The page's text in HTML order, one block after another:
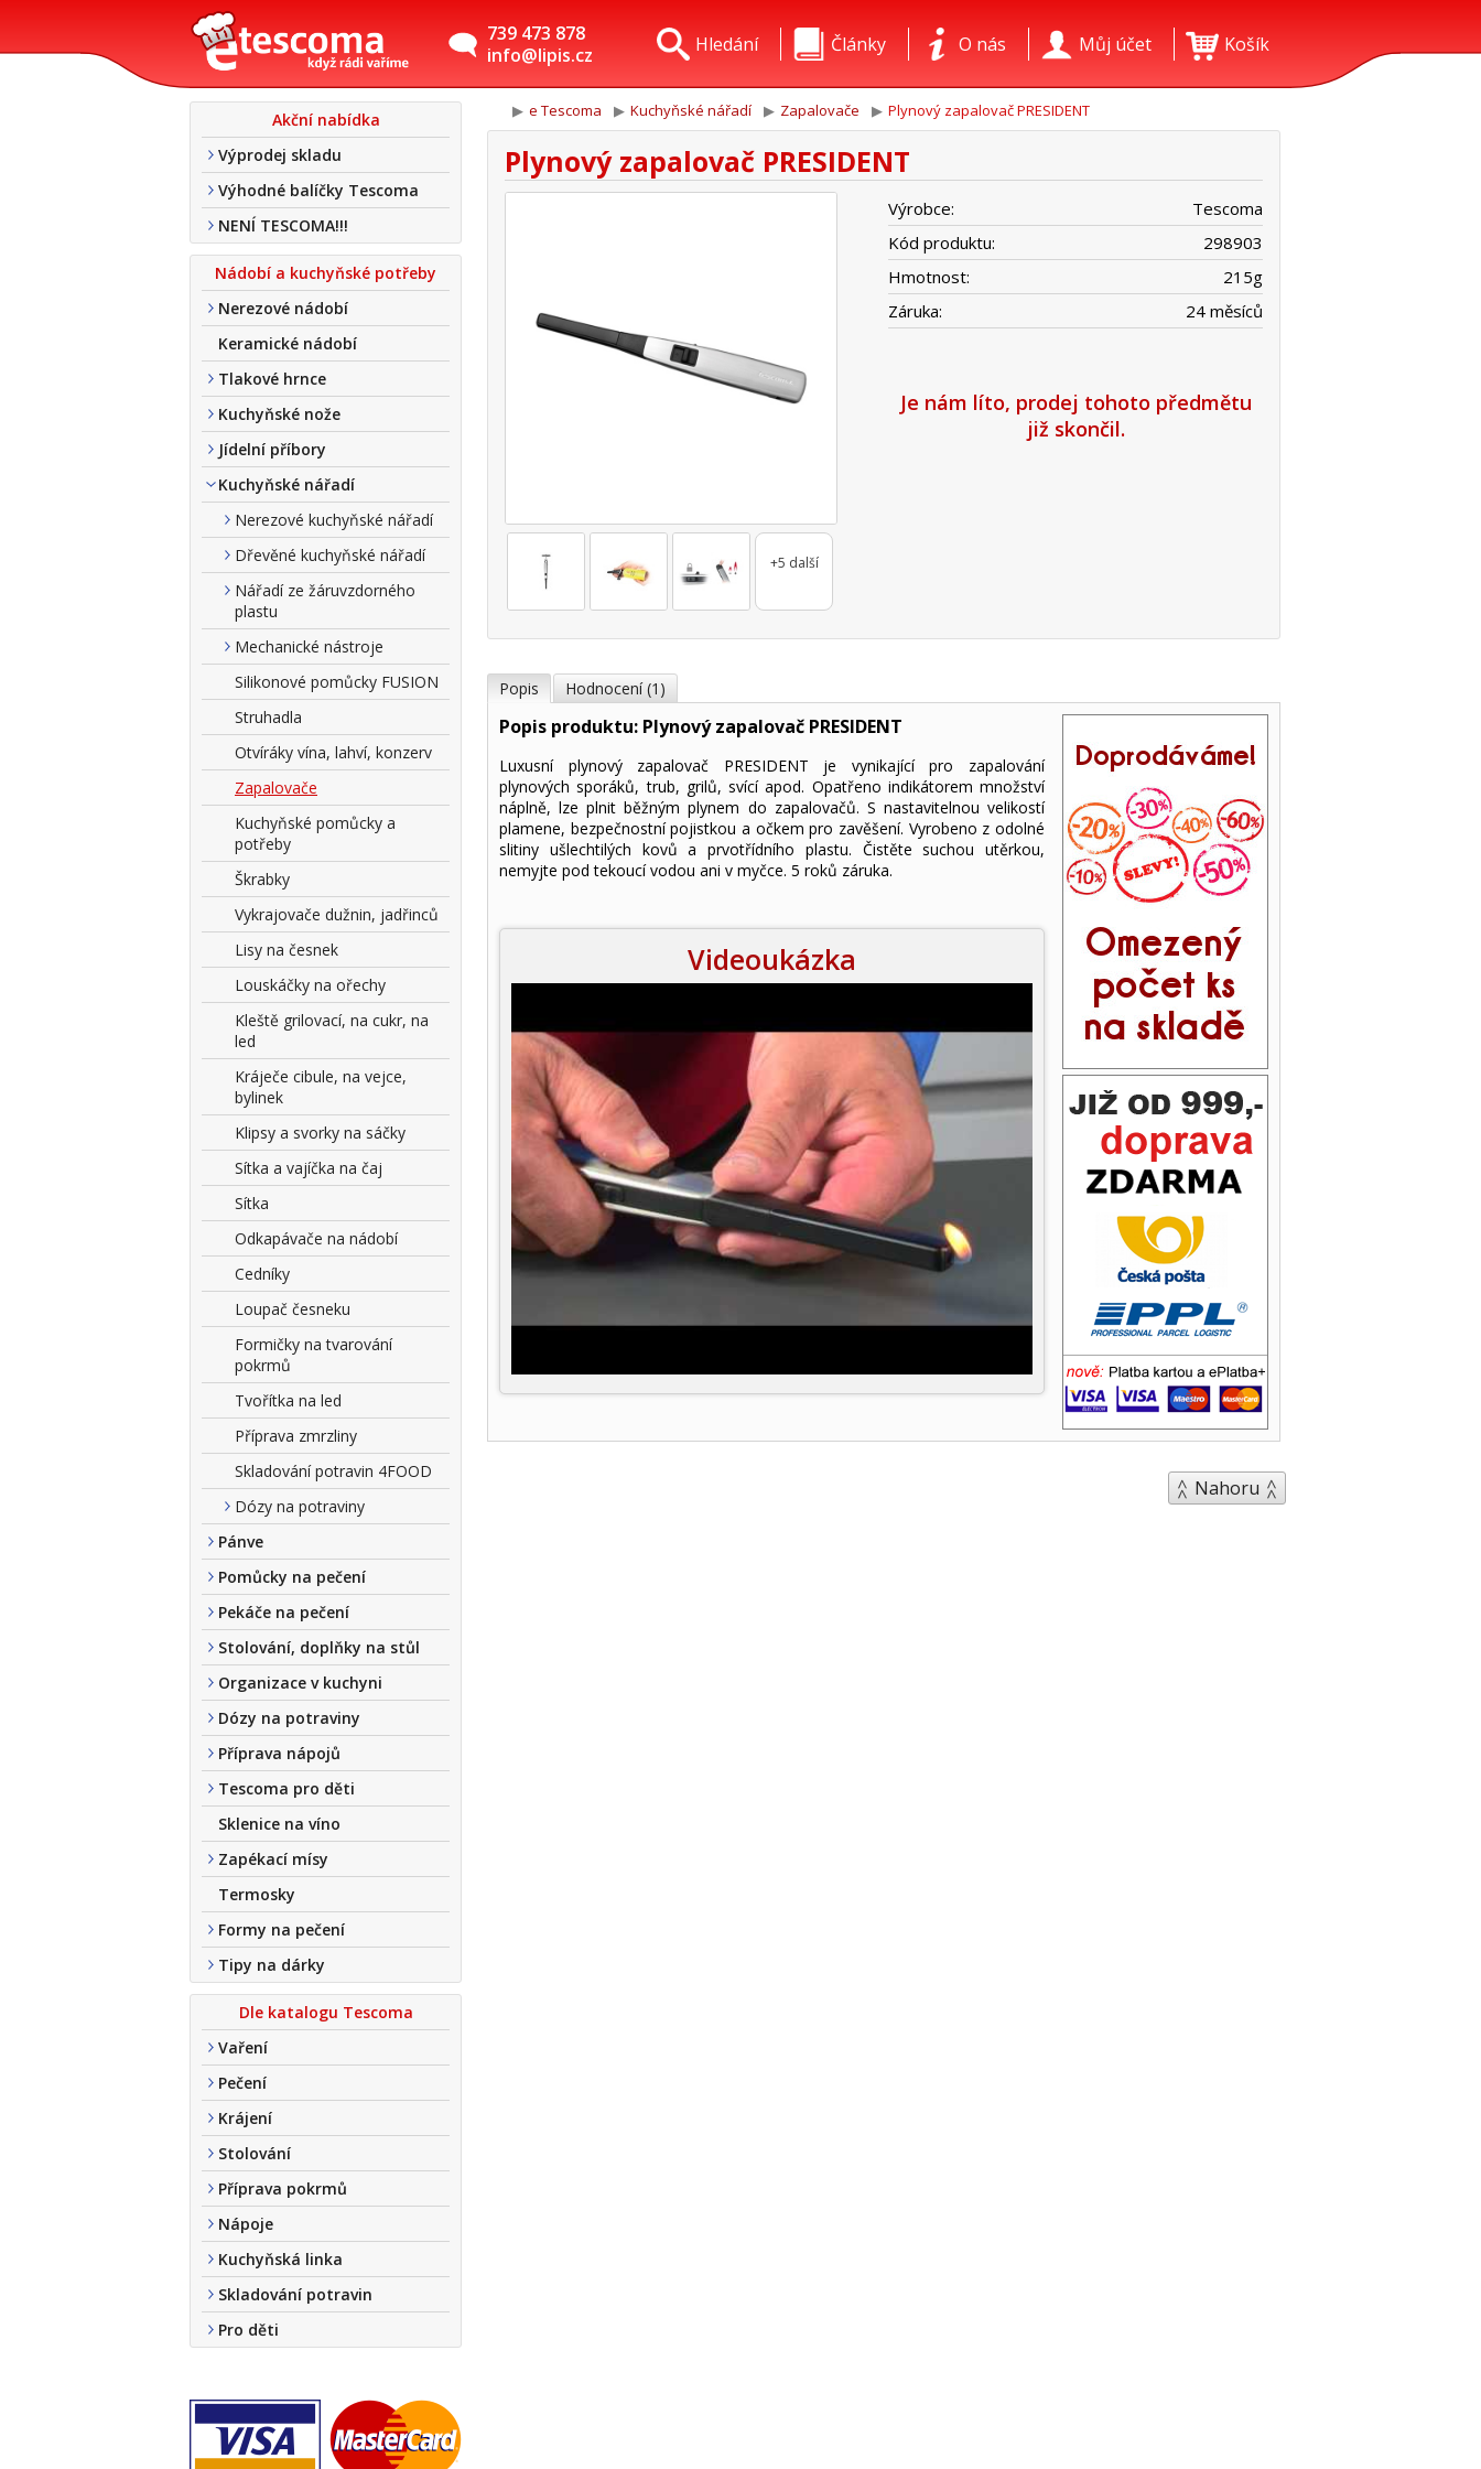
739 473 878
info@lipis.cz
Košík
Můj účet
O nás
Články
Hledání
Akční nabídka
Výprodej skladu
Výhodné balíčky Tescoma
NENÍ TESCOMA!!!
Nádobí a kuchyňské potřeby
Nerezové nádobí
Keramické nádobí
Tlakové hrnce
Kuchyňské nože
Jídelní příbory
Kuchyňské nářadí
Nerezové kuchyňské nářadí
Dřevěné kuchyňské nářadí
Nářadí ze žáruvzdorného
plastu
Mechanické nástroje
Silikonové pomůcky FUSION
Struhadla
Otvíráky vína, lahví, konzerv
Zapalovače
Kuchyňské pomůcky a
potřeby
Škrabky
Vykrajovače dužnin, jadřinců
Lisy na česnek
Louskáčky na ořechy
Kleště grilovací, na cukr, na
led
Kráječe cibule, na vejce,
bylinek
Klipsy a svorky na sáčky
Sítka a vajíčka na čaj
Sítka
Odkapávače na nádobí
Cedníky
Loupač česneku
Formičky na tvarování
pokrmů
Tvořítka na led
Příprava zmrzliny
Skladování potravin 4FOOD
Dózy na potraviny
Pánve
Pomůcky na pečení
Pekáče na pečení
Stolování, doplňky na stůl
Organizace v kuchyni
Dózy na potraviny
Příprava nápojů
Tescoma pro děti
Sklenice na víno
Zapékací mísy
Termosky
Formy na pečení
Tipy na dárky
Dle katalogu Tescoma
Vaření
Pečení
Krájení
Stolování
Příprava pokrmů
Nápoje
Kuchyňská linka
Skladování potravin
Pro děti
e Tescoma Kuchyňské nářadí Zapalovače Plynový zapalovač PRESIDENT
Plynový zapalovač PRESIDENT
+5 další
Výrobce:
Tescoma
Kód produktu:
298903
Hmotnost:
215g
Záruka:
24 měsíců
Je nám líto, prodej tohoto předmětu
již skončil.
Popis Hodnocení (1)
Popis produktu: Plynový zapalovač PRESIDENT
Luxusní plynový zapalovač PRESIDENT je vynikající pro zapalování
plynových sporáků, trub, grilů, svící apod. Opatřeno indikátorem množství
náplně, lze plnit běžným plynem do zapalovačů. S nastavitelnou velikostí
plamene, bezpečnostní pojistkou a očkem pro zavěšení. Vyrobeno z odolné
slitiny ušlechtilých kovů a prvotřídního plastu. Čistěte suchou utěrkou,
nemyjte pod tekoucí vodou ani v myčce. 5 roků záruka.
Videoukázka
Nahoru